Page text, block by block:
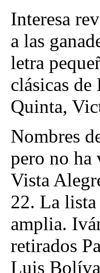
Interesa
a las
letra
clásicas
Quinta,
Nombres
pero no ha
Vista
22. La lista
amplia.
retirados
Luis